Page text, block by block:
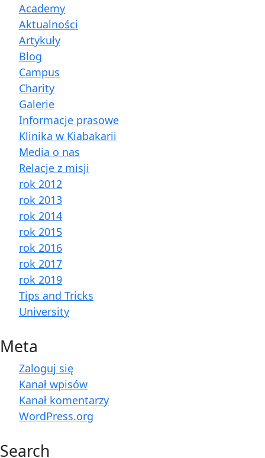
Academy
Aktualności
Artykuły
Blog
Campus
Charity
Galerie
Informacje prasowe
Klinika w Kiabakarii
Media o nas
Relacje z misji
rok 2012
rok 2013
rok 2014
rok 2015
rok 2016
rok 2017
rok 2019
Tips and Tricks
University
Meta
Zaloguj się
Kanał wpisów
Kanał komentarzy
WordPress.org
Search